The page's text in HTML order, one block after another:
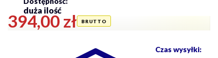
Cena
394,00 zł
Czas wysyłki:
duża ilość